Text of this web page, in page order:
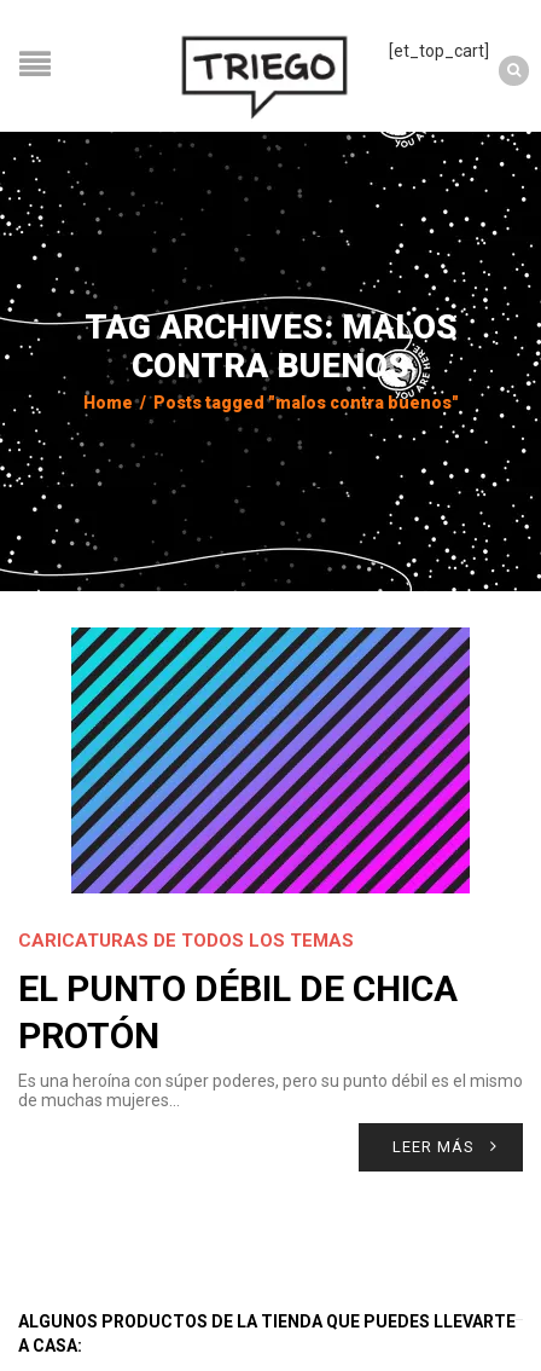
[et_top_cart]
TAG ARCHIVES: MALOS
CONTRA BUENOS
Home / Posts tagged "malos contra buenos"
CARICATURAS DE TODOS LOS TEMAS
EL PUNTO DÉBIL DE CHICA
PROTÓN
Es una heroína con súper poderes, pero su punto débil es el mismo
de muchas mujeres…
LEER MÁS
ALGUNOS PRODUCTOS DE LA TIENDA QUE PUEDES LLEVARTE
A CASA: